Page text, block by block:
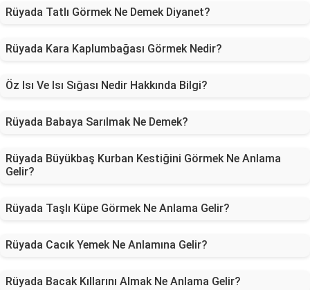
Rüyada Tatlı Görmek Ne Demek Diyanet?
Rüyada Kara Kaplumbağası Görmek Nedir?
Öz Isı Ve Isı Sığası Nedir Hakkında Bilgi?
Rüyada Babaya Sarılmak Ne Demek?
Rüyada Büyükbaş Kurban Kestiğini Görmek Ne Anlama
Gelir?
Rüyada Taşlı Küpe Görmek Ne Anlama Gelir?
Rüyada Cacık Yemek Ne Anlamına Gelir?
Rüyada Bacak Kıllarını Almak Ne Anlama Gelir?